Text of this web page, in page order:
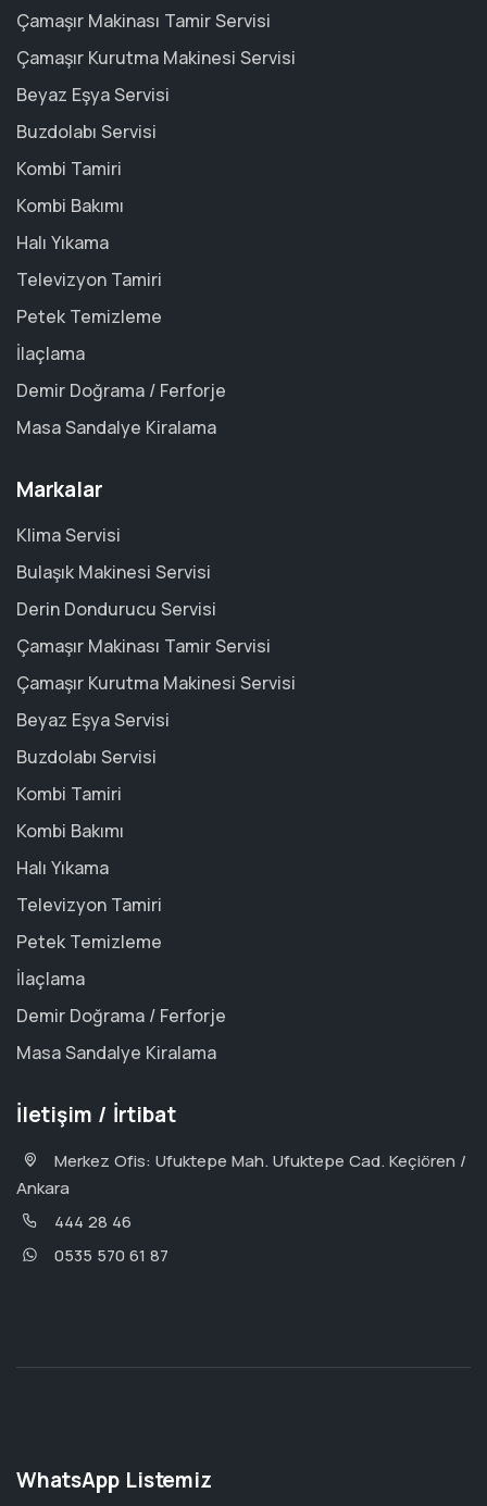
Çamaşır Makinası Tamir Servisi
Çamaşır Kurutma Makinesi Servisi
Beyaz Eşya Servisi
Buzdolabı Servisi
Kombi Tamiri
Kombi Bakımı
Halı Yıkama
Televizyon Tamiri
Petek Temizleme
İlaçlama
Demir Doğrama / Ferforje
Masa Sandalye Kiralama
Markalar
Klima Servisi
Bulaşık Makinesi Servisi
Derin Dondurucu Servisi
Çamaşır Makinası Tamir Servisi
Çamaşır Kurutma Makinesi Servisi
Beyaz Eşya Servisi
Buzdolabı Servisi
Kombi Tamiri
Kombi Bakımı
Halı Yıkama
Televizyon Tamiri
Petek Temizleme
İlaçlama
Demir Doğrama / Ferforje
Masa Sandalye Kiralama
İletişim / İrtibat
Merkez Ofis: Ufuktepe Mah. Ufuktepe Cad. Keçiören /
Ankara
444 28 46
0535 570 61 87
WhatsApp Listemiz